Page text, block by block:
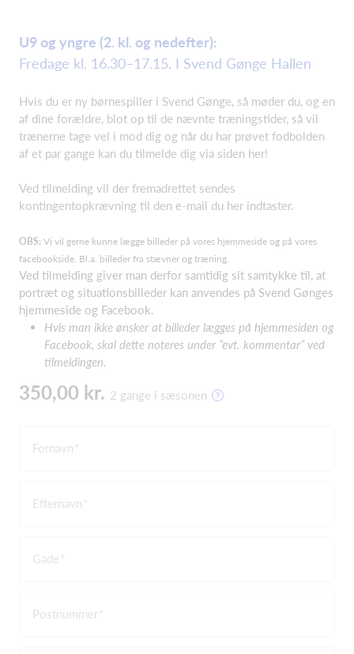
U9 og yngre (2. kl. og nedefter):
Fredage kl. 16.30–17.15. I Svend Gønge Hallen
Hvis du er ny børnespiller i Svend Gønge, så møder du, og en
af dine forældre, blot op til de nævnte træningstider, så vil
trænerne tage vel i mod dig og når du har prøvet fodbolden
af et par gange kan du tilmelde dig via siden her!
Ved tilmelding vil der fremadrettet sendes
kontingentopkrævning til den e-mail du her indtaster.
OBS: Vi vil gerne kunne lægge billeder på vores hjemmeside og på vores
facebookside. Bl.a. billeder fra stævner og træning.
Ved tilmelding giver man derfor samtidig sit samtykke til, at
portræt og situationsbilleder kan anvendes på Svend Gønges
hjemmeside og Facebook.
Hvis man ikke ønsker at billeder lægges på hjemmesiden og
Facebook, skal dette noteres under ”evt. kommentar” ved
tilmeldingen.
350,00 kr. 2 gange i sæsonen
Fornavn
Efternavn
Gade
Postnummer